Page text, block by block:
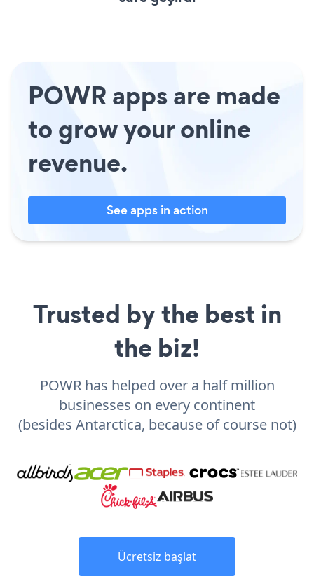
POWR apps are made
to grow your online
revenue.
See apps in action
Trusted by the best in
the biz!
POWR has helped over a half million
businesses on every continent
(besides Antarctica, because of course not)
Ücretsiz başlat